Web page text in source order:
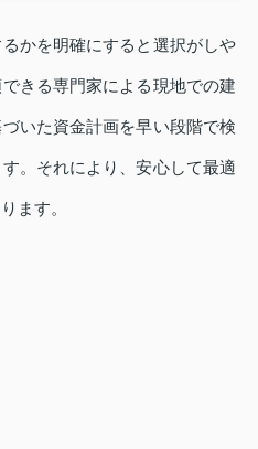
かを明確にすると選択がしや
きる専門家による現地での建
いた資金計画を早い段階で検
。それにより、安心して最適
ます。